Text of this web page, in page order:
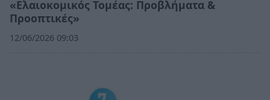
«Ελαιοκομικός Τομέας: Προβλήματα &
Προοπτικές»
12/06/2026 09:03